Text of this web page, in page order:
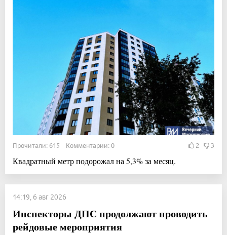
Прочитали: 615 Комментарии: 0 2 3
Квадратный метр подорожал на 5,3% за месяц.
14:19, 6 авг 2026
Инспекторы ДПС продолжают проводить
рейдовые мероприятия